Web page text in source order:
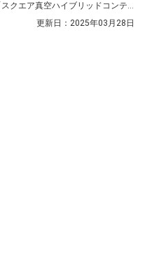
クエア真空ハイブリッドコンテ
更新日： 2025年03月28日